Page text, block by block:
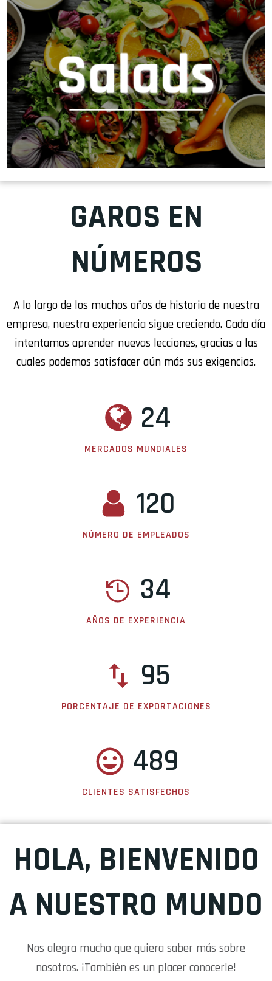
GAROS EN
NÚMEROS
A lo largo de los muchos años de historia de nuestra
empresa, nuestra experiencia sigue creciendo. Cada día
intentamos aprender nuevas lecciones, gracias a las
cuales podemos satisfacer aún más sus exigencias.
24
MERCADOS MUNDIALES
120
NÚMERO DE EMPLEADOS
34
AÑOS DE EXPERIENCIA
95
PORCENTAJE DE EXPORTACIONES
489
CLIENTES SATISFECHOS
HOLA, BIENVENIDO
A NUESTRO MUNDO
Nos alegra mucho que quiera saber más sobre
nosotros. ¡También es un placer conocerle!